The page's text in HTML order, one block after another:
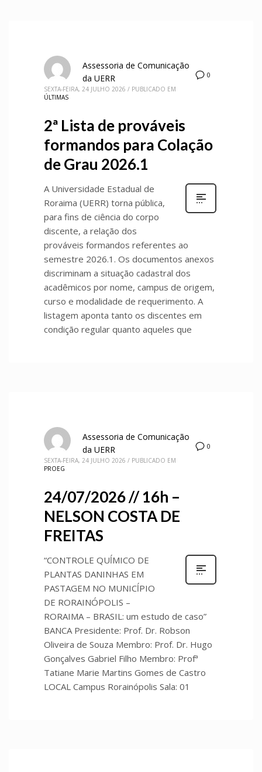
0
Assessoria de Comunicação
da UERR
SEXTA-FEIRA, 24 JULHO 2026 / PUBLICADO EM
ÚLTIMAS
2ª Lista de prováveis
formandos para Colação
de Grau 2026.1
A Universidade Estadual de
Roraima (UERR) torna pública,
para fins de ciência do corpo
discente, a relação dos
prováveis formandos referentes ao
semestre 2026.1. Os documentos anexos
discriminam a situação cadastral dos
acadêmicos por nome, campus de origem,
curso e modalidade de requerimento. A
listagem aponta tanto os discentes em
condição regular quanto aqueles que
0
Assessoria de Comunicação
da UERR
SEXTA-FEIRA, 24 JULHO 2026 / PUBLICADO EM
PROEG
24/07/2026 // 16h –
NELSON COSTA DE
FREITAS
“CONTROLE QUĺMICO DE
PLANTAS DANINHAS EM
PASTAGEM NO MUNICĺPIO
DE RORAINÓPOLIS –
RORAIMA – BRASIL: um estudo de caso”
BANCA Presidente: Prof. Dr. Robson
Oliveira de Souza Membro: Prof. Dr. Hugo
Gonçalves Gabriel Filho Membro: Profª
Tatiane Marie Martins Gomes de Castro
LOCAL Campus Rorainópolis Sala: 01